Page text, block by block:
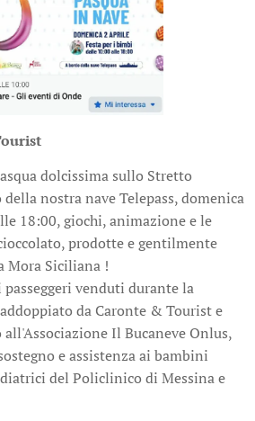
dolcissima sullo Stretto
nostra nave Telepass, domenica
18:00, giochi, animazione e le
prodotte e gentilmente
Mora Siciliana !
venduti durante la
da Caronte & Tourist e
Il Bucaneve Onlus,
e assistenza ai bambini
del Policlinico di Messina e